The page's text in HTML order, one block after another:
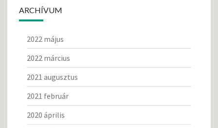
ARCHÍVUM
2022 május
2022 március
2021 augusztus
2021 február
2020 április